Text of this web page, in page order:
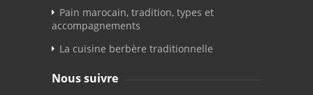
Pain marocain, tradition, types et
accompagnements
La cuisine berbère traditionnelle
Nous suivre